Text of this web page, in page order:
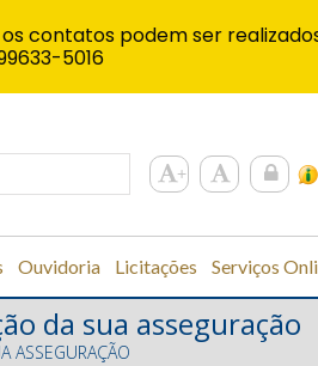
Ouvidoria Licitações Serviços
da sua asseguração
ASSEGURAÇÃO
contatos podem ser
5016